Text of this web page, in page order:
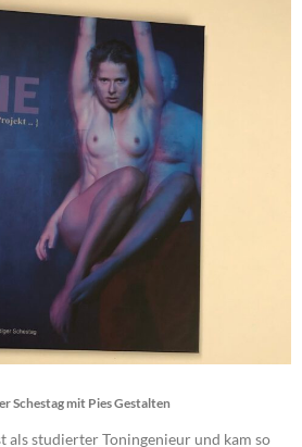
Schestag mit Pies Gestalten
als studierter Toningenieur und kam so